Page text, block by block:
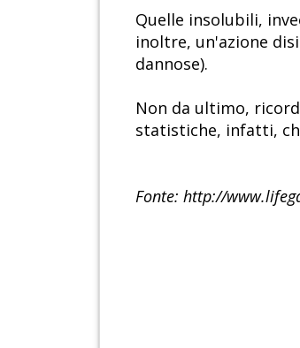
Quelle insolubili,
inoltre, un'azione
dannose).
Non da ultimo,
statistiche, infatti,
Fonte: http://